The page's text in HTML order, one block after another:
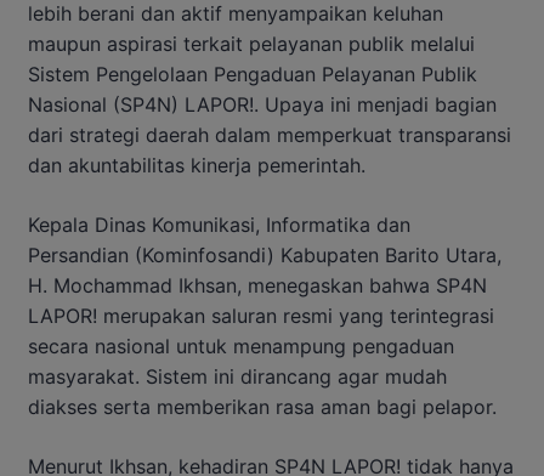
lebih berani dan aktif menyampaikan keluhan
maupun aspirasi terkait pelayanan publik melalui
Sistem Pengelolaan Pengaduan Pelayanan Publik
Nasional (SP4N) LAPOR!. Upaya ini menjadi bagian
dari strategi daerah dalam memperkuat transparansi
dan akuntabilitas kinerja pemerintah.
Kepala Dinas Komunikasi, Informatika dan
Persandian (Kominfosandi) Kabupaten Barito Utara,
H. Mochammad Ikhsan, menegaskan bahwa SP4N
LAPOR! merupakan saluran resmi yang terintegrasi
secara nasional untuk menampung pengaduan
masyarakat. Sistem ini dirancang agar mudah
diakses serta memberikan rasa aman bagi pelapor.
Menurut Ikhsan, kehadiran SP4N LAPOR! tidak hanya